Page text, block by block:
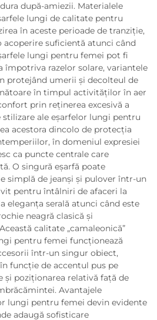
după-amiezii. Materialele
lungi de calitate pentru
în aceste perioade de tranziție,
suficientă atunci când
lungi pentru femei pot fi
razelor solare, variantele
protejând umerii și decolteul de
în timpul activităților în aer
prin reținerea excesivă a
ale eşarfelor lungi pentru
acestora dincolo de protecția
în domeniul expresiei
ca puncte centrale care
O singură eșarfă poate
simplă de jeanși și pulover într-un
pentru întâlniri de afaceri la
eleganța serală atunci când este
neagră clasică și
calitate „camaleonică”
pentru femei funcționează
într-un singur obiect,
funcție de accentul pus pe
și poziționarea relativă față de
Avantajele
lungi pentru femei devin evidente
adaugă sofisticare